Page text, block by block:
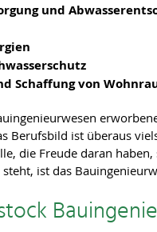
und
Schaffung von
Berufsbild ist überaus
die Freude daran
ist das